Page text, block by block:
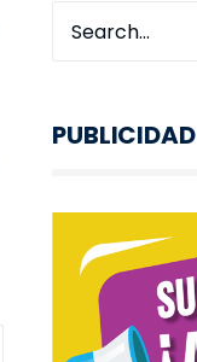
PUBLICIDAD